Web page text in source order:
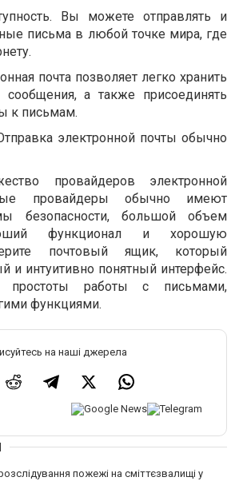
Вы можете отправлять и
письма в любой точке мира, где
почта позволяет легко хранить
сообщения, а также присоединять
к письмам.
электронной почты обычно
провайдеров электронной
провайдеры обычно имеют
безопасности, большой объем
функционал и хорошую
почтовый ящик, который
и интуитивно понятный интерфейс.
работы с письмами,
функциями.
на наші джерела
пожежі на сміттєзвалищі у